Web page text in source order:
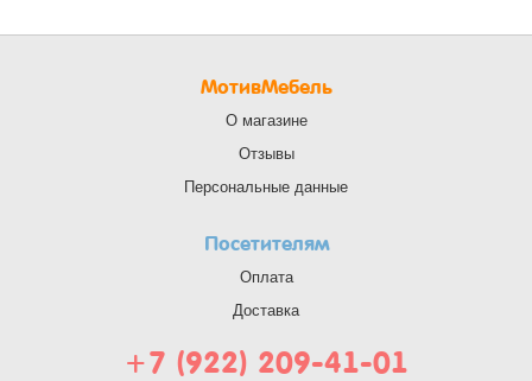
МотивМебель
О магазине
Отзывы
Персональные данные
Посетителям
Оплата
Доставка
+7 (922) 209-41-01